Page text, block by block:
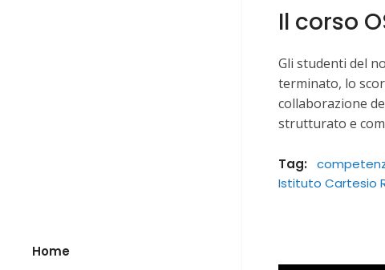
Home
Il corso
Gli studenti del
terminato, lo
collaborazione
strutturato e
Tag:
Istituto Cartesio